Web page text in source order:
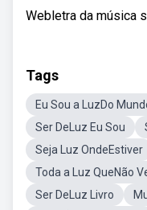
Webletra da música
Tags
Eu Sou a LuzDo
Ser DeLuz Eu Sou
Seja Luz OndeEstiver
Toda a Luz QueNão
Ser DeLuz Livro